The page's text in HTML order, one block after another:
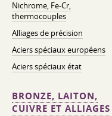
Nichrome, Fe-Cr,
thermocouples
Alliages de précision
Aciers spéciaux européens
Aciers spéciaux état
BRONZE, LAITON,
CUIVRE ET ALLIAGES